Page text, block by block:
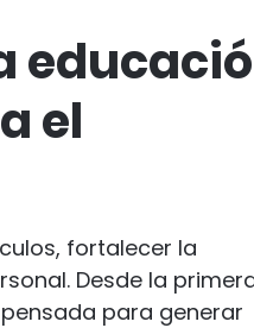
Ecumenismo
el
fortalecer la
Desde la
para generar